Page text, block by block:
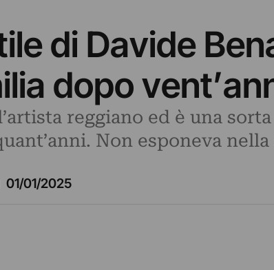
di Davide
dopo
reggiano ed è una
Non esponeva
01/01/2025